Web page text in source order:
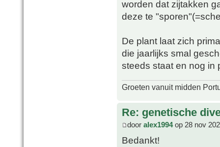
worden dat zijtakken
deze te
De plant laat zich
die jaarlijks smal
steeds staat en nog in
Groeten vanuit midden
Re: genetische
door alex1994op 28 nov
Bedankt!